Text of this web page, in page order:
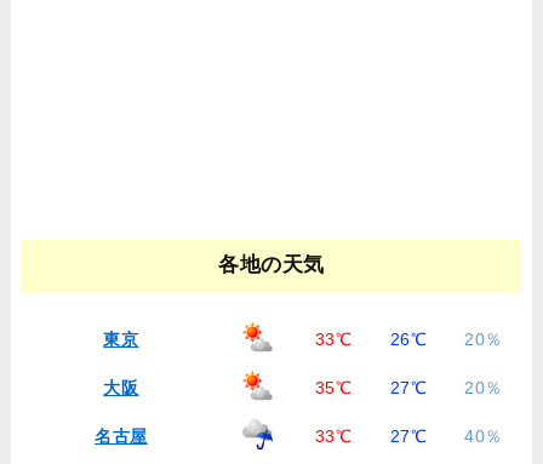
各地の天気
東京 33℃ 26℃ 20％
大阪 35℃ 27℃ 20％
名古屋 33℃ 27℃ 40％